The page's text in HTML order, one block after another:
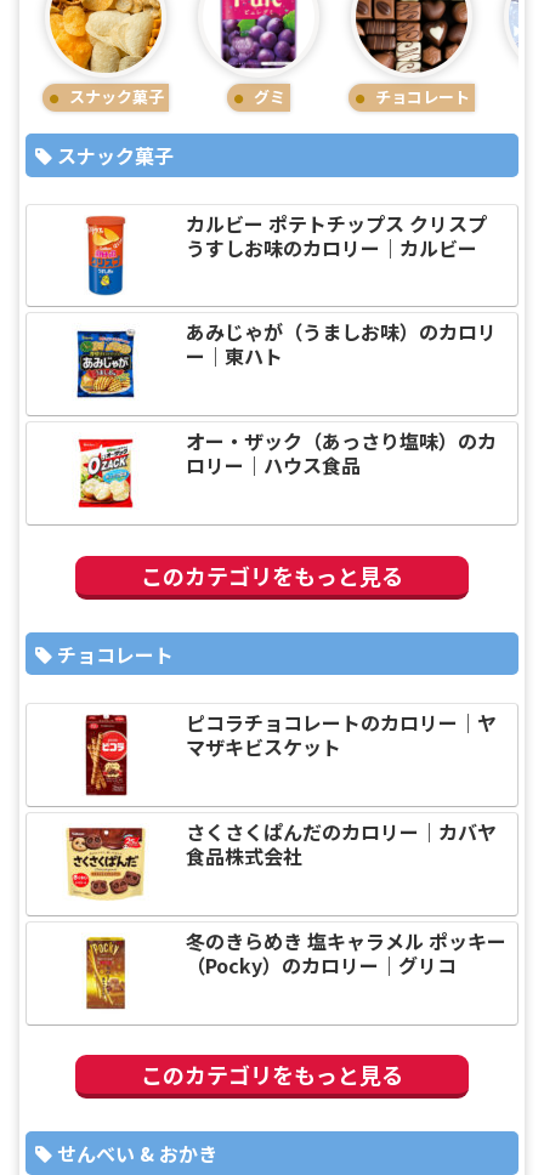
スナック菓子 グミ チョコレート
スナック菓子
カルビー ポテトチップス クリスプ
うすしお味のカロリー｜カルビー
あみじゃが（うましお味）のカロリ
ー｜東ハト
オー・ザック（あっさり塩味）のカ
ロリー｜ハウス食品
このカテゴリをもっと見る
チョコレート
ピコラチョコレートのカロリー｜ヤ
マザキビスケット
さくさくぱんだのカロリー｜カバヤ
食品株式会社
冬のきらめき 塩キャラメル ポッキー
（Pocky）のカロリー｜グリコ
このカテゴリをもっと見る
せんべい & おかき